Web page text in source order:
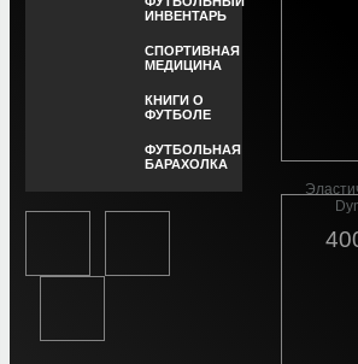
ИНВЕНТАРЬ
СПОРТИВНАЯ
МЕДИЦИНА
КНИГИ О
ФУТБОЛЕ
ФУТБОЛЬНАЯ
БАРАХОЛКА